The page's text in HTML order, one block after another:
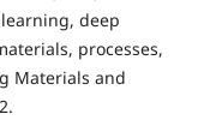
deep
processes,
Materials and